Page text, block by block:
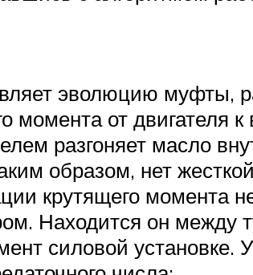
эволюцию муфты,
момента от двигателя
разгоняет масло
образом, нет
крутящего момента
Находится он между
силовой установке.